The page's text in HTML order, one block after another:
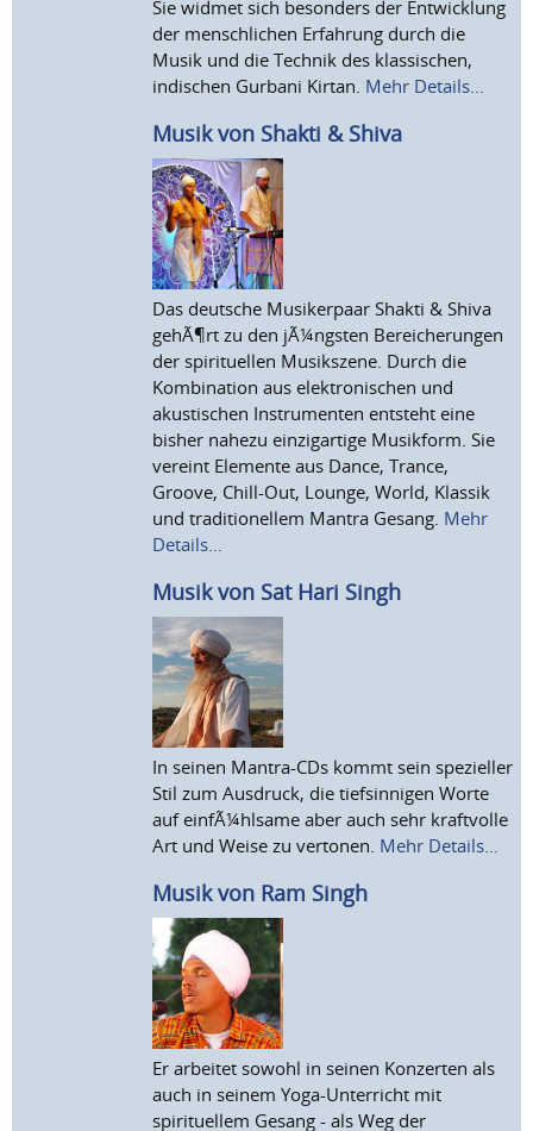
Sie widmet sich besonders der Entwicklung
der menschlichen Erfahrung durch die
Musik und die Technik des klassischen,
indischen Gurbani Kirtan. Mehr Details...
Musik von Shakti & Shiva
Das deutsche Musikerpaar Shakti & Shiva
gehÃ¶rt zu den jÃ¼ngsten Bereicherungen
der spirituellen Musikszene. Durch die
Kombination aus elektronischen und
akustischen Instrumenten entsteht eine
bisher nahezu einzigartige Musikform. Sie
vereint Elemente aus Dance, Trance,
Groove, Chill-Out, Lounge, World, Klassik
und traditionellem Mantra Gesang. Mehr
Details...
Musik von Sat Hari Singh
In seinen Mantra-CDs kommt sein spezieller
Stil zum Ausdruck, die tiefsinnigen Worte
auf einfÃ¼hlsame aber auch sehr kraftvolle
Art und Weise zu vertonen. Mehr Details...
Musik von Ram Singh
Er arbeitet sowohl in seinen Konzerten als
auch in seinem Yoga-Unterricht mit
spirituellem Gesang - als Weg der